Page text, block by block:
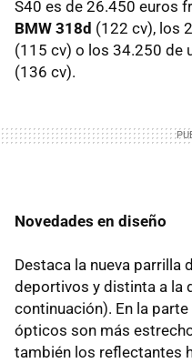
S40 es de 26.450 euros
BMW 318d (122 cv), los
(115 cv) o los 34.250 de
(136 cv).
Novedades en diseño
Destaca la nueva parrilla
deportivos y distinta a la
continuación). En la
ópticos son más
también los reflectantes